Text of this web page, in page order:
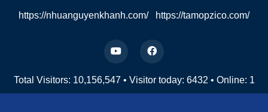
https://nhuanguyenkhanh.com/ https://tamopzico.com/
Total Visitors: 10,156,547 • Visitor today: 6432 • Online: 1